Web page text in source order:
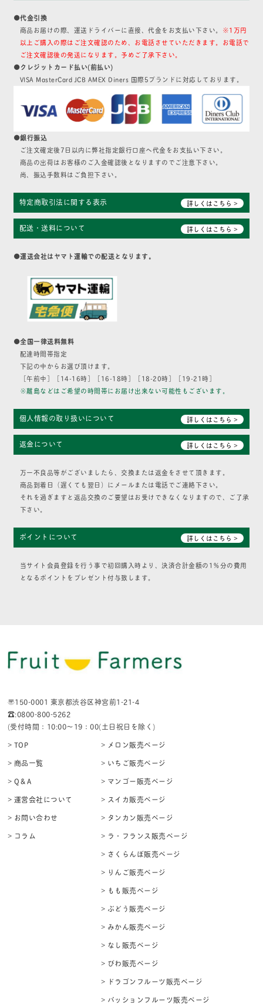
●代金引換
商品お届けの際、運送ドライバーに直接、代金をお支払い下さい。 ※1万円
以上ご購入の際はご注文確認のため、お電話させていただきます。お電話で
ご注文確認後の発送になります。予めご了承下さい。
●クレジットカード払い(前払い)
VISA MasterCard JCB AMEX Diners 国際5ブランドに対応しております。
●銀行振込
ご注文確定後7日以内に弊社指定銀行口座へ代金をお支払い下さい。
商品の出荷はお客様のご入金確認後となりますのでご注意下さい。
尚、振込手数料はご負担下さい。
特定商取引法に関する表示 詳しくはこちら >
配送・送料について 詳しくはこちら >
●運送会社はヤマト運輸での配送となります。
●全国一律送料無料
配達時間帯指定
下記の中からお選び頂けます。
［午前中］［14-16時］［16-18時］［18-20時］［19-21時］
※離島などはご希望の時間帯にお届け出来ない可能性もございます。
個人情報の取り扱いについて 詳しくはこちら >
返金について 詳しくはこちら >
万一不良品等がございましたら、交換または返金をさせて頂きます。
商品到着日（遅くても翌日）にメールまたは電話でご連絡下さい。
それを過ぎますと返品交換のご要望はお受けできなくなりますので、ご了承
下さい。
ポイントについて 詳しくはこちら >
当サイト会員登録を行う事で初回購入時より、決済合計金額の1％分の費用
となるポイントをプレゼント付与致します。
〒150-0001 東京都渋谷区神宮前1-21-4
☎:0800-800-5262
(受付時間：10:00〜19：00(土日祝日を除く)
> TOP
> 商品一覧
> Q＆A
> 運営会社について
> お問い合わせ
> コラム
> メロン販売ページ
> いちご販売ページ
> マンゴー販売ページ
> スイカ販売ページ
> タンカン販売ページ
> ラ・フランス販売ページ
> さくらんぼ販売ページ
> りんご販売ページ
> もも販売ページ
> ぶどう販売ページ
> みかん販売ページ
> なし販売ページ
> びわ販売ページ
> ドラゴンフルーツ販売ページ
> パッションフルーツ販売ページ